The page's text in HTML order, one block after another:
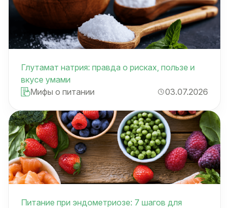
Глутамат натрия: правда о рисках, пользе и
вкусе умами
Мифы о питании
03.07.2026
Питание при эндометриозе: 7 шагов для